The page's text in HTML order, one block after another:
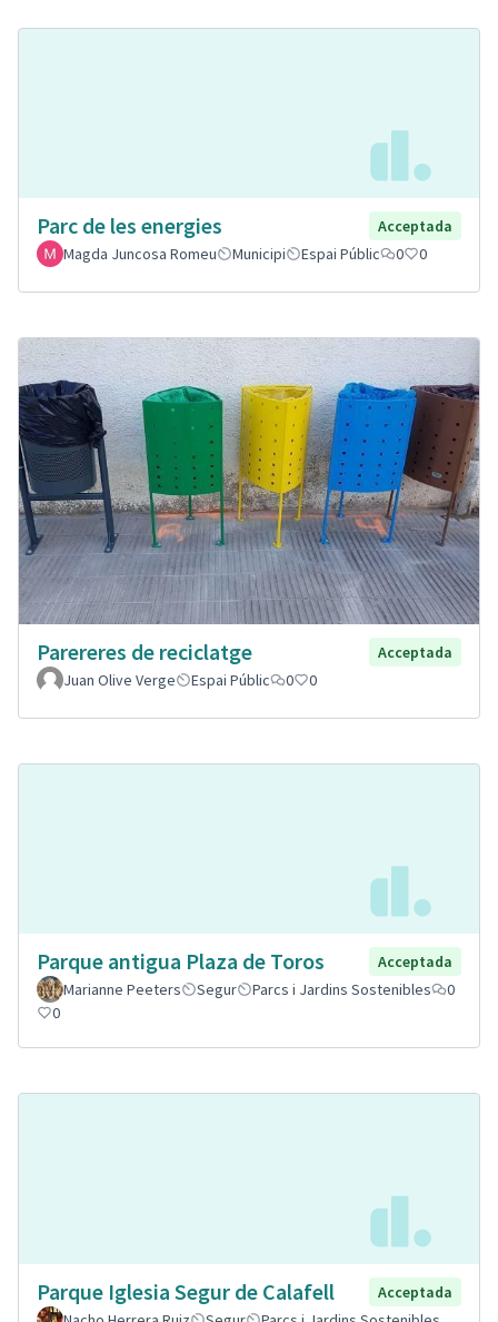
Parc de les energies
Acceptada
Magda Juncosa Romeu
Municipi Espai Públic 0 0
Parereres de reciclatge
Acceptada
Juan Olive Verge
Espai Públic 0 0
Parque antigua Plaza de Toros
Acceptada
Marianne Peeters
Segur Parcs i Jardins Sostenibles
0
0
Parque Iglesia Segur de Calafell
Acceptada